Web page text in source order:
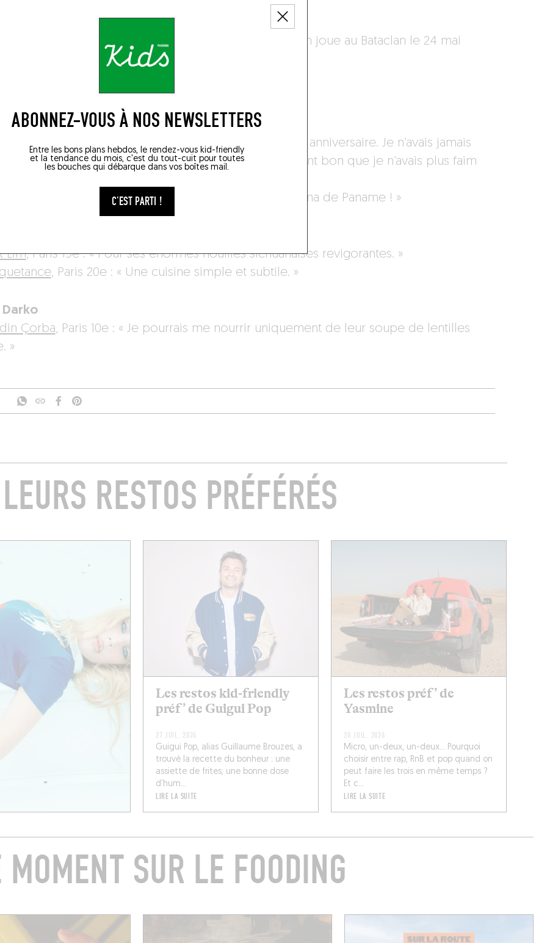
ABONNEZ-VOUS À NOS NEWSLETTERS
Entre les bons plans hebdos, le rendez-vous kid-friendly
et la tendance du mois, c'est du tout-cuit pour toutes
les bouches qui débarque dans vos boîtes mail.
C'EST PARTI !
On sort notre prochain album le 29 mars, et on joue au Bataclan le 24 mai
restaurants préférés :
, Paris 12e : « Un resto gastro où je suis allé pour mon anniversaire. Je n’avais jamais
comme ça ! Je me souviens que le pain était tellement bon que je n’avais plus faim
, Paris 3e : « La meilleure pasta all’amatriciana de Paname ! »
Lim, Paris 19e : « Pour ses énormes nouilles sichuanaises revigorantes. »
, Paris 20e : « Une cuisine simple et subtile. »
Darko
Çorba, Paris 10e : « Je pourrais me nourrir uniquement de leur soupe de lentilles
»
RESTOS PRÉFÉRÉS
Les restos kid-friendly
préf’ de Guigui Pop
27 JUIL. 2026
Guigui Pop, alias Guillaume Brouzes, a
trouvé la recette du bonheur : une
assiette de frites, une bonne dose
d’hum...
LIRE LA SUITE
Les restos préf’ de
Yasmine
20 JUIL. 2026
Micro, un-deux, un-deux… Pourquoi
choisir entre rap, RnB et pop quand on
peut faire les trois en même temps ?
Et c...
LIRE LA SUITE
MOMENT SUR LE FOODING